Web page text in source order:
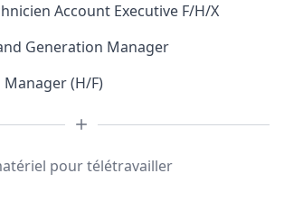
Account Executive F/H/X
Generation Manager
(H/F)
pour télétravailler